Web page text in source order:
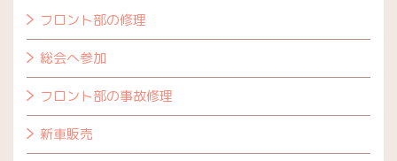
フロント部の修理
総会へ参加
フロント部の事故修理
新車販売